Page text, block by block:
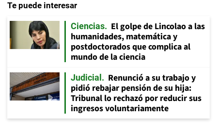
Te puede interesar
Ciencias
El golpe de Lincolao a las
humanidades, matemática y
postdoctorados que complica al
mundo de la ciencia
Judicial
Renunció a su trabajo y
pidió rebajar pensión de su hija:
Tribunal lo rechazó por reducir sus
ingresos voluntariamente